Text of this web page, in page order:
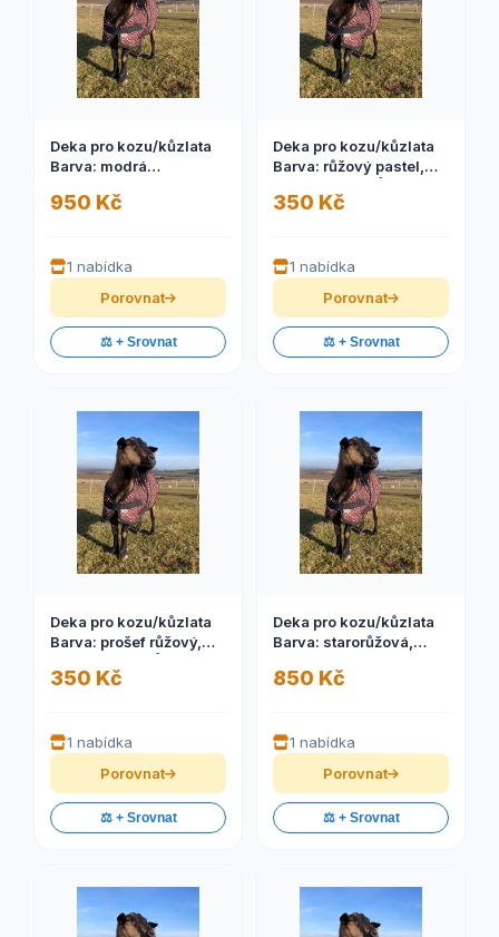
Deka pro kozu/kůzlata
Barva: modrá
MÍRU
950 Kč
1 nabídka
Porovnat
⚖️ + Srovnat
Deka pro kozu/kůzlata
Barva: růžový pastel,
350 Kč
1 nabídka
Porovnat
⚖️ + Srovnat
Deka pro kozu/kůzlata
Barva: prošef růžový,
350 Kč
1 nabídka
Porovnat
⚖️ + Srovnat
Deka pro kozu/kůzlata
Barva: starorůžová,
850 Kč
1 nabídka
Porovnat
⚖️ + Srovnat